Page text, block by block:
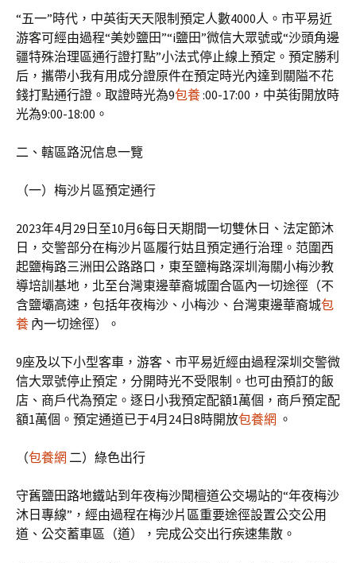
“五一”時代，中英街天天限制預定人數4000人。市平易近
游客可經由過程“美妙鹽田”“i鹽田”微信大眾號或“沙頭角邊
疆特殊治理區通行證打點”小法式停止線上預定。預定勝利
后，攜帶小我有用成分證原件在預定時光內達到關隘不花
錢打點通行證。取證時光為9包養:00-17:00，中英街開放時
光為9:00-18:00。
二、轄區路況信息一覽
（一）梅沙片區預定通行
2023年4月29日至10月6每日天期間一切雙休日、法定節沐
日，交警部分在梅沙片區履行姑且預定通行治理。范圍西
起鹽梅路三洲田公路路口，東至鹽梅路深圳海關小梅沙教
導培訓基地，北至台灣東邊華裔城圍合區內一切途徑（不
含鹽壩高速，包括年夜梅沙、小梅沙、台灣東邊華裔城包
養 內一切途徑）。
9座及以下小型客車，游客、市平易近經由過程深圳交警微
信大眾號停止預定，分開時光不受限制。也可由預訂的飯
店、商戶代為預定。逐日小我預定配額1萬個，商戶預定配
額1萬個。預定通道已于4月24日8時開放包養網 。
（包養網 二）綠色出行
守舊鹽田路地鐵站到年夜梅沙聞檀道公交場站的“年夜梅沙
沐日專線”，經由過程在梅沙片區重要途徑設置公交公用
道、公交蓄車區（道），完成公交出行疾速集散。